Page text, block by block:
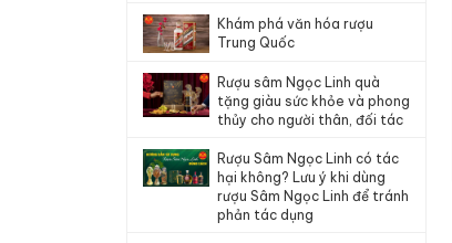
Khám phá văn hóa rượu
Trung Quốc
Rượu sâm Ngọc Linh quà
tặng giàu sức khỏe và phong
thủy cho người thân, đối tác
Rượu Sâm Ngọc Linh có tác
hại không? Lưu ý khi dùng
rượu Sâm Ngọc Linh để tránh
phản tác dụng